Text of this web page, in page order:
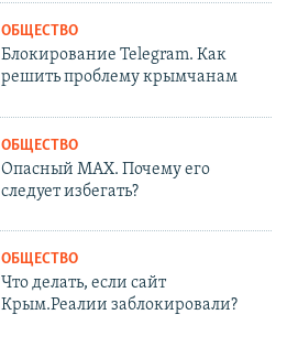
ОБЩЕСТВО
Блокирование Telegram. Как
решить проблему крымчанам
ОБЩЕСТВО
Опасный MAX. Почему его
следует избегать?
ОБЩЕСТВО
Что делать, если сайт
Крым.Реалии заблокировали?